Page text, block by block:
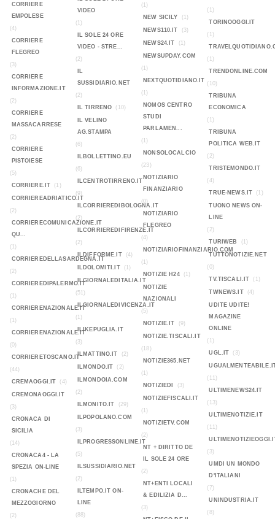
CORRIERE
EMPOLESE
(4)
CORRIERE
FLEGREO
(3)
CORRIERE
INFORMAZIONE.IT
(2)
CORRIERE
MASSACARRESE
(2)
CORRIERE
PISTOIESE
(5)
CORRIERE.IT
(1)
CORRIEREADRIATICO.IT
(2)
CORRIERECOMUNICAZIONE.IT
QU...
(1)
CORRIEREDELLASARDEGNA.IT
(2)
CORRIEREDIPALERMO.IT
(1)
CORRIERENAZIONALE.IT
(1)
CORRIERENAZIONALE.IT
(0)
CORRIERETOSCANO.IT
(44)
CREMAOGGI.IT
(4)
CREMONAOGGI.IT
(3)
CRONACA DI
SICILIA
(14)
CRONACA4 - LA
SPEZIA ON-LINE
(1)
CRONACHE DEL
MEZZOGIORNO
(2)
VIDEO
(1)
IL SOLE 24 ORE
VIDEO - STRE...
(2)
IL
SUSSIDIARIO.NET
(2)
IL TIRRENO
(10)
IL VELINO
AG.STAMPA
(6)
ILBOLLETTINO.EU
(6)
ILCENTROTIRRENO.IT
(9)
ILCORRIEREDIBOLOGNA.IT
(2)
ILCORRIEREDIFIRENZE.IT
(2)
ILDIFFORME.IT
(4)
ILDOLOMITI.IT (1)
ILGIORNALEDITALIA.IT
(51)
ILGIORNALEDIVICENZA.IT
(1)
ILIKEPUGLIA.IT
(3)
ILMATTINO.IT
(2)
ILMONDO.IT (2)
ILMONDOIA.COM
(2)
ILMONITO.IT
(29)
ILPOPOLANO.COM
(3)
ILPROGRESSONLINE.IT
(5)
ILSUSSIDIARIO.NET
(2)
ILTEMPO.IT ON-
LINE
(88)
(1)
NEW SICILY
(1)
NEWS110.IT (3)
NEWS24.IT (1)
NEWSUPDAY.COM
(1)
NEXTQUOTIDIANO.IT
(1)
NOMOS CENTRO
STUDI
PARLAMEN...
(1)
NONSOLOCALCIO
(23)
NOTIZIARIO
FINANZIARIO
(0)
NOTIZIARIO
FLEGREO
(4)
NOTIZIARIOFINANZIARIO.COM
(1)
NOTIZIE H24
(1)
NOTIZIE
NAZIONALI
(5)
NOTIZIE.IT
(9)
NOTIZIE.TISCALI.IT
(18)
NOTIZIE365.NET
(1)
NOTIZIEDI
(3)
NOTIZIEFISCALI.IT
(1)
NOTIZIETV.COM
(2)
NT + DIRITTO DE
IL SOLE 24 ORE
(2)
NT+ENTI LOCALI
& EDILIZIA D...
(3)
(1)
TORINOOGGI.IT
(1)
(1)
TRENDONLINE.COM
(10)
TRIBUNA
ECONOMICA
(1)
TRIBUNA
POLITICA WEB.IT
(2)
TRISTEMONDO.IT
(4)
TRUE-NEWS.IT
(1)
TUONO NEWS ON-
LINE
(2)
TURIWEB
(1)
TUTTONOTIZIE.NET
(0)
TV.TISCALI.IT
(1)
TWNEWS.IT (4)
UDITE UDITE!
MAGAZINE
ONLINE
(1)
UGL.IT
(3)
(11)
ULTIMENEWS24.IT
(13)
ULTIMENOTIZIE.IT
(11)
(3)
UMDI UN MONDO
D'ITALIANI
(7)
UNINDUSTRIA.IT
(8)